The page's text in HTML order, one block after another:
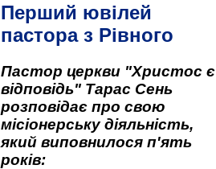
Перший ювілей
пастора з Рівного
Пастор церкви "Христос є
відповідь" Тарас Сень
розповідає про свою
місіонерську діяльність,
який виповнилося п'ять
років: